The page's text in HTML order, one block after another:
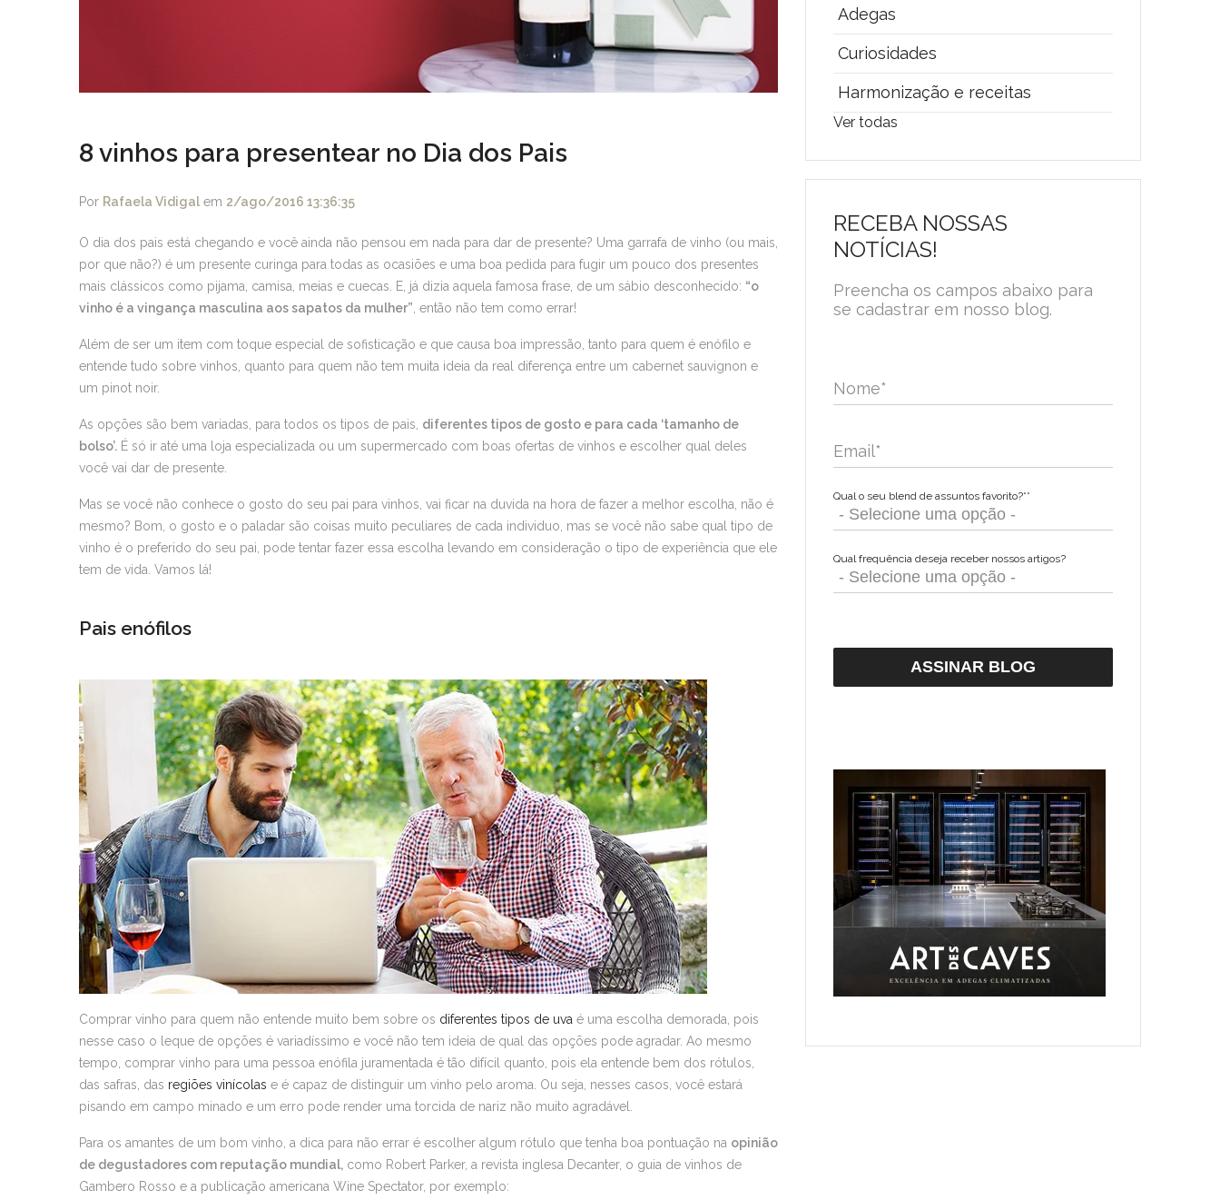
8 vinhos para presentear no Dia dos Pais
Por Rafaela Vidigal em 2/ago/2016 13:36:35
O dia dos pais está chegando e você ainda não pensou em nada para dar de presente? Uma garrafa de vinho (ou mais,
por que não?) é um presente curinga para todas as ocasiões e uma boa pedida para fugir um pouco dos presentes
mais clássicos como pijama, camisa, meias e cuecas. E, já dizia aquela famosa frase, de um sábio desconhecido: “o
vinho é a vingança masculina aos sapatos da mulher” , então não tem como errar!
Além de ser um item com toque especial de sofisticação e que causa boa impressão, tanto para quem é enófilo e
entende tudo sobre vinhos, quanto para quem não tem muita ideia da real diferença entre um cabernet sauvignon e
um pinot noir.
As opções são bem variadas, para todos os tipos de pais, diferentes tipos de gosto e para cada ‘tamanho de
bolso’. É só ir até uma loja especializada ou um supermercado com boas ofertas de vinhos e escolher qual deles
você vai dar de presente.
Mas se você não conhece o gosto do seu pai para vinhos, vai ficar na duvida na hora de fazer a melhor escolha, não é
mesmo? Bom, o gosto e o paladar são coisas muito peculiares de cada individuo, mas se você não sabe qual tipo de
vinho é o preferido do seu pai, pode tentar fazer essa escolha levando em consideração o tipo de experiência que ele
tem de vida. Vamos lá!
Pais enófilos
Comprar vinho para quem não entende muito bem sobre os diferentes tipos de uva é uma escolha demorada, pois
nesse caso o leque de opções é variadíssimo e você não tem ideia de qual das opções pode agradar. Ao mesmo
tempo, comprar vinho para uma pessoa enófila juramentada é tão difícil quanto, pois ela entende bem dos rótulos,
das safras, das regiões vinícolas e é capaz de distinguir um vinho pelo aroma. Ou seja, nesses casos, você estará
pisando em campo minado e um erro pode render uma torcida de nariz não muito agradável.
Para os amantes de um bom vinho, a dica para não errar é escolher algum rótulo que tenha boa pontuação na opinião
de degustadores com reputação mundial, como Robert Parker, a revista inglesa Decanter, o guia de vinhos de
Gambero Rosso e a publicação americana Wine Spectator, por exemplo:
Adegas
Curiosidades
Harmonização e receitas
Ver todas
RECEBA NOSSAS
NOTÍCIAS!
Preencha os campos abaixo para
se cadastrar em nosso blog.
Nome*
Email*
Qual o seu blend de assuntos favorito?**
Qual frequência deseja receber nossos artigos?